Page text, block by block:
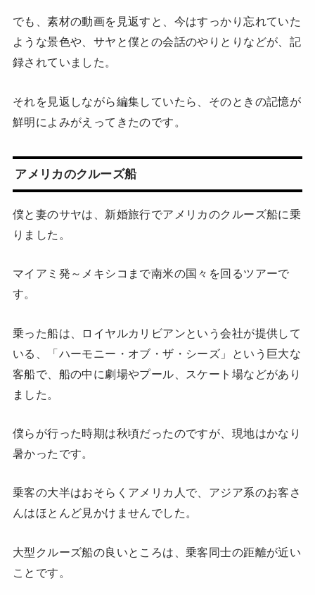
でも、素材の動画を見返すと、今はすっかり忘れていた
ような景色や、サヤと僕との会話のやりとりなどが、記
録されていました。
それを見返しながら編集していたら、そのときの記憶が
鮮明によみがえってきたのです。
アメリカのクルーズ船
僕と妻のサヤは、新婚旅行でアメリカのクルーズ船に乗
りました。
マイアミ発～メキシコまで南米の国々を回るツアーで
す。
乗った船は、ロイヤルカリビアンという会社が提供して
いる、「ハーモニー・オブ・ザ・シーズ」という巨大な
客船で、船の中に劇場やプール、スケート場などがあり
ました。
僕らが行った時期は秋頃だったのですが、現地はかなり
暑かったです。
乗客の大半はおそらくアメリカ人で、アジア系のお客さ
んはほとんど見かけませんでした。
大型クルーズ船の良いところは、乗客同士の距離が近い
ことです。